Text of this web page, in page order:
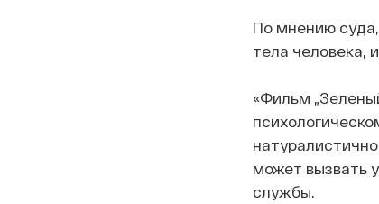
По мнению
тела человека,
«Фильм
может вызвать
службы.